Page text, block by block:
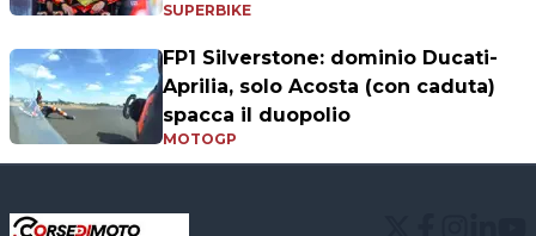
SUPERBIKE
FP1 Silverstone: dominio Ducati-
Aprilia, solo Acosta (con caduta)
spacca il duopolio
MOTOGP